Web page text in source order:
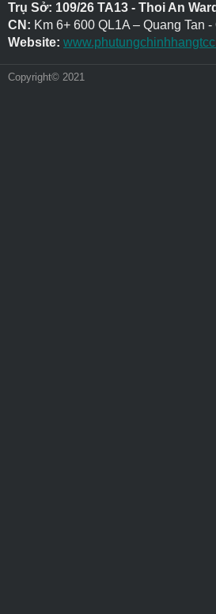
Trụ Sở: 109/26 TA13 - Thoi An
CN: Km 6+ 600 QL1A – Quang Tan
Website:
Copyright© 2021